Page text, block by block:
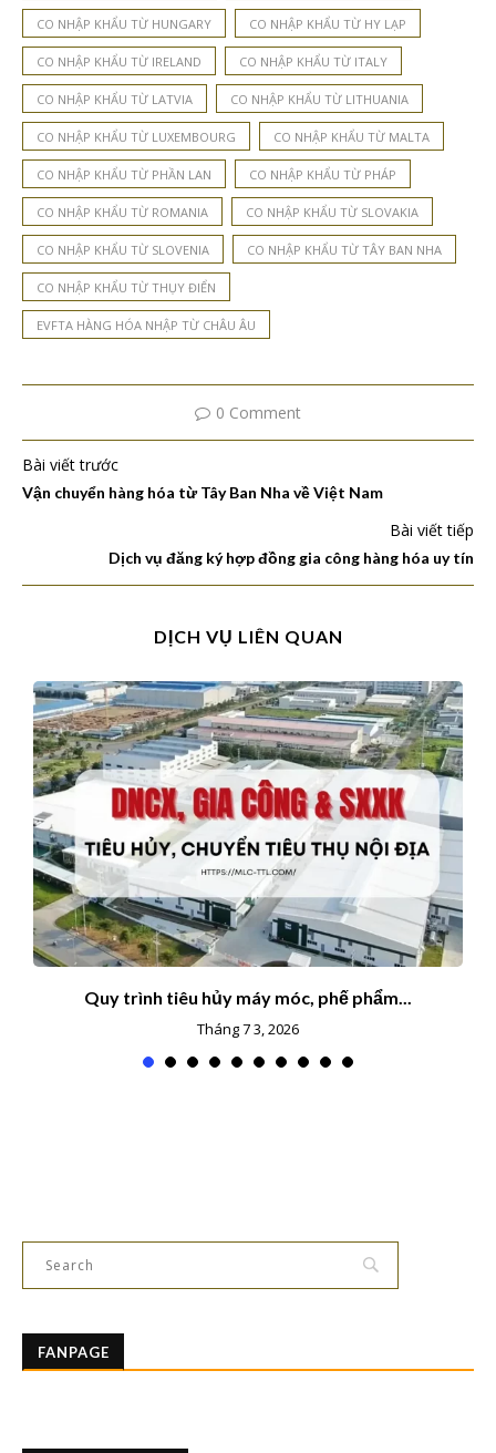
CO NHẬP KHẨU TỪ HUNGARY CO NHẬP KHẨU TỪ HY LẠP
CO NHẬP KHẨU TỪ IRELAND CO NHẬP KHẨU TỪ ITALY
CO NHẬP KHẨU TỪ LATVIA CO NHẬP KHẨU TỪ LITHUANIA
CO NHẬP KHẨU TỪ LUXEMBOURG CO NHẬP KHẨU TỪ MALTA
CO NHẬP KHẨU TỪ PHẦN LAN CO NHẬP KHẨU TỪ PHÁP
CO NHẬP KHẨU TỪ ROMANIA CO NHẬP KHẨU TỪ SLOVAKIA
CO NHẬP KHẨU TỪ SLOVENIA CO NHẬP KHẨU TỪ TÂY BAN NHA
CO NHẬP KHẨU TỪ THỤY ĐIỂN
EVFTA HÀNG HÓA NHẬP TỪ CHÂU ÂU
0 Comment
Bài viết trước
Vận chuyển hàng hóa từ Tây Ban Nha về Việt Nam
Bài viết tiếp
Dịch vụ đăng ký hợp đồng gia công hàng hóa uy tín
DỊCH VỤ LIÊN QUAN
Quy trình tiêu hủy máy móc, phế phẩm...
Tháng 7 3, 2026
FANPAGE